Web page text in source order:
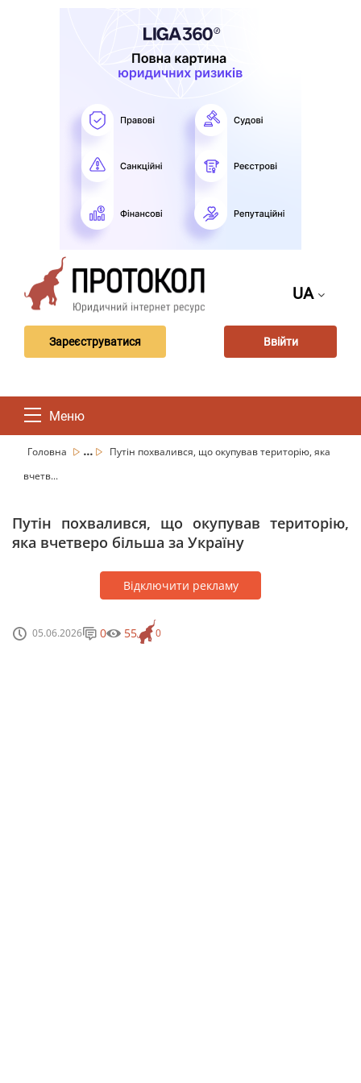
UA
Зареєструватися Ввійти
Меню
Головна ...
Путін похвалився, що окупував територію, яка
вчетв...
Путін похвалився, що окупував територію,
яка вчетверо більша за Україну
Відключити рекламу
05.06.2026 0
0 55